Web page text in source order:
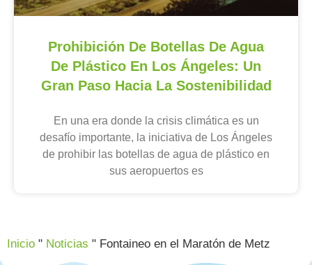
Prohibición De Botellas De Agua
De Plástico En Los Ángeles: Un
Gran Paso Hacia La Sostenibilidad
En una era donde la crisis climática es un
desafío importante, la iniciativa de Los Ángeles
de prohibir las botellas de agua de plástico en
sus aeropuertos es
Inicio " Noticias " Fontaineo en el Maratón de Metz